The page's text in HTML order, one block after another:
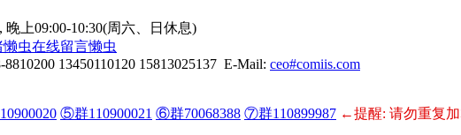
晚上09:00-10:30(周六、日休息)
懒虫在线留言懒虫
13450110120 15813025137 E-Mail: ceo#comiis.com
⑤群110900021 ⑥群70068388 ⑦群110899987 ←提醒: 请勿重复